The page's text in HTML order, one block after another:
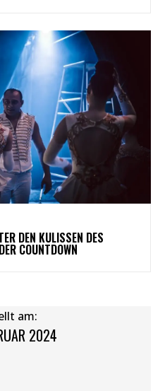
DEN KULISSEN DES
COUNTDOWN
am:
2024